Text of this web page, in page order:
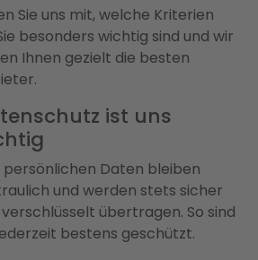
Sie uns mit, welche Kriterien
besonders wichtig sind und wir
Ihnen gezielt die besten
ist uns
persönlichen Daten bleiben
und werden stets sicher
übertragen. So sind
bestens geschützt.